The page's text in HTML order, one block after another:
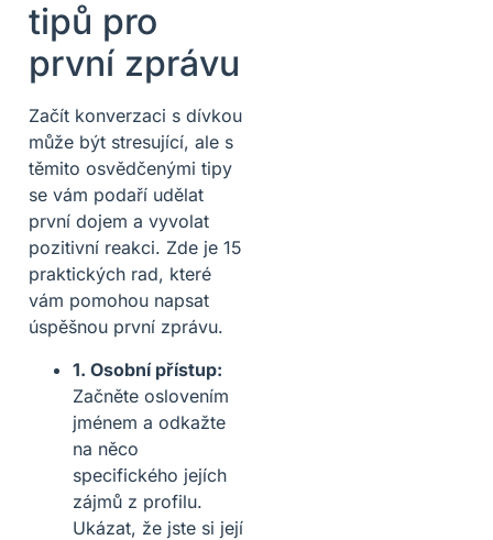
tipů pro
první zprávu
Začít konverzaci s dívkou
může být stresující, ale s
těmito osvědčenými tipy
se vám podaří udělat
první dojem a vyvolat
pozitivní reakci. Zde je 15
praktických rad, které
vám pomohou napsat
úspěšnou první zprávu.
1. Osobní přístup:
Začněte oslovením
jménem a odkažte
na něco
specifického jejích
zájmů z profilu.
Ukázat, že jste si její